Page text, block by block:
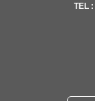
TEL :